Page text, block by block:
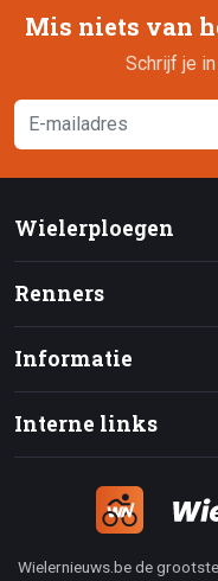
Mis niets van
Schrijf je
Wielerploegen
Renners
Informatie
Interne links
Wielernieuws.be de